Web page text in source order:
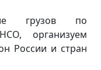
грузов по
организуем
России и стран